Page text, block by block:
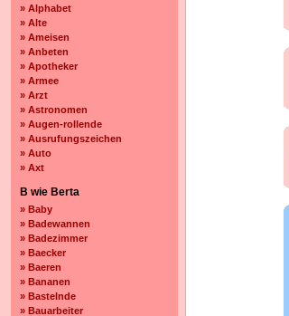
» Alphabet
» Alte
» Ameisen
» Anbeten
» Apotheker
» Armee
» Arzt
» Astronomen
» Augen-rollende
» Ausrufungszeichen
» Auto
» Axt
B wie Berta
» Baby
» Badewannen
» Badezimmer
» Baecker
» Baeren
» Bananen
» Bastelnde
» Bauarbeiter